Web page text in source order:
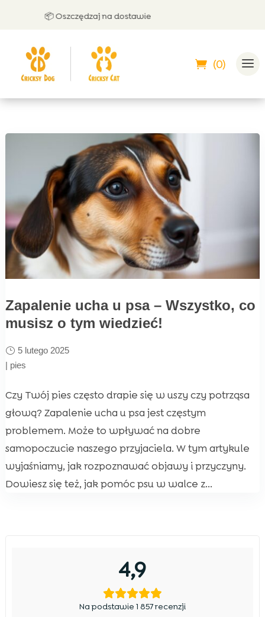
📦 Oszczędzaj na dostawie
(0)
Zapalenie ucha u psa – Wszystko, co
musisz o tym wiedzieć!
5 lutego 2025
| pies
Czy Twój pies często drapie się w uszy czy potrząsa
głową? Zapalenie ucha u psa jest częstym
problemem. Może to wpływać na dobre
samopoczucie naszego przyjaciela. W tym artykule
wyjaśniamy, jak rozpoznawać objawy i przyczyny.
Dowiesz się też, jak pomóc psu w walce z...
4,9
Na podstawie 1 857 recenzji